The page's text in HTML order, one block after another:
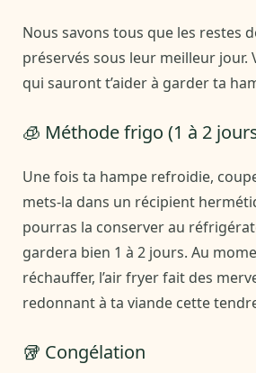
Nous savons tous que les restes
préservés sous leur meilleur jour.
qui sauront t’aider à garder ta
🧊 Méthode frigo (1 à 2
Une fois ta hampe refroidie,
mets-la dans un récipient
pourras la conserver au
gardera bien 1 à 2 jours. Au
réchauffer, l’air fryer fait des
redonnant à ta viande cette
🥡 Congélation